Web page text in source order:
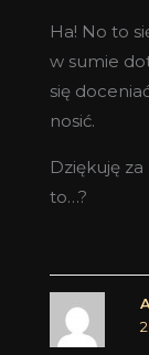
Ha! No to
w sumie
się
nosić.
Dziękuję
to…?